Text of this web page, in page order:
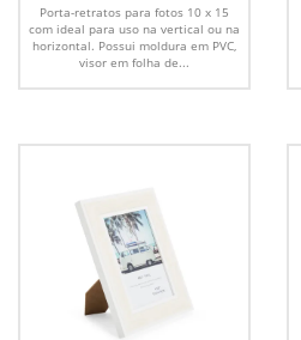
Porta-retratos para fotos 10 x 15
com ideal para uso na vertical ou na
horizontal. Possui moldura em PVC,
visor em folha de...